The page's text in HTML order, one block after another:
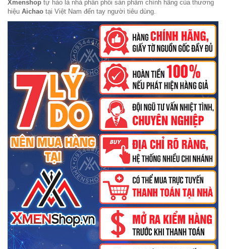
Xmenshop tự hào là nhà phân phối sản phẩm chính hãng của thương
hiệu Aichao tại Việt Nam đến tay người tiêu dùng.